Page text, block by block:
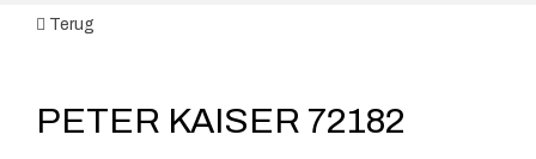
Terug
PETER KAISER 72182